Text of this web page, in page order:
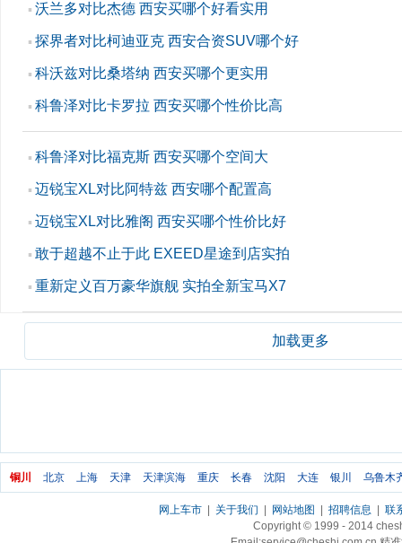
▪ 沃兰多对比杰德 西安买哪个好看实用
▪ 探界者对比柯迪亚克 西安合资SUV哪个好
▪ 科沃兹对比桑塔纳 西安买哪个更实用
▪ 科鲁泽对比卡罗拉 西安买哪个性价比高
▪ 科鲁泽对比福克斯 西安买哪个空间大
▪ 迈锐宝XL对比阿特兹 西安哪个配置高
▪ 迈锐宝XL对比雅阁 西安买哪个性价比好
▪ 敢于超越不止于此 EXEED星途到店实拍
▪ 重新定义百万豪华旗舰 实拍全新宝马X7
加载更多
铜川 北京 上海 天津 天津滨海 重庆 长春 沈阳 大连 银川 乌鲁木
网上车市| 关于我们 网站地图 招聘信息
联
Copyright © 1999 - 2014